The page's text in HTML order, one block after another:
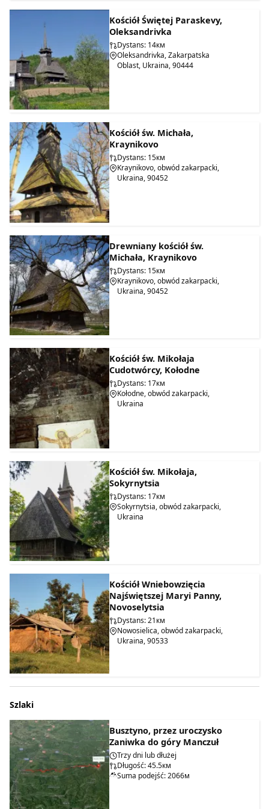
Kościół Świętej Paraskevy,
Oleksandrivka
Dystans: 14км
Oleksandrivka, Zakarpatska
Oblast, Ukraina, 90444
Kościół św. Michała,
Kraynikovo
Dystans: 15км
Kraynikovo, obwód zakarpacki,
Ukraina, 90452
Drewniany kościół św.
Michała, Kraynikovo
Dystans: 15км
Kraynikovo, obwód zakarpacki,
Ukraina, 90452
Kościół św. Mikołaja
Cudotwórcy, Kołodne
Dystans: 17км
Kołodne, obwód zakarpacki,
Ukraina
Kościół św. Mikołaja,
Sokyrnytsia
Dystans: 17км
Sokyrnytsia, obwód zakarpacki,
Ukraina
Kościół Wniebowzięcia
Najświętszej Maryi Panny,
Novoselytsia
Dystans: 21км
Nowosielica, obwód zakarpacki,
Ukraina, 90533
Szlaki
Busztyno, przez uroczysko
Zaniwka do góry Manczuł
Trzy dni lub dłużej
Długość: 45.5км
Suma podejść: 2066м